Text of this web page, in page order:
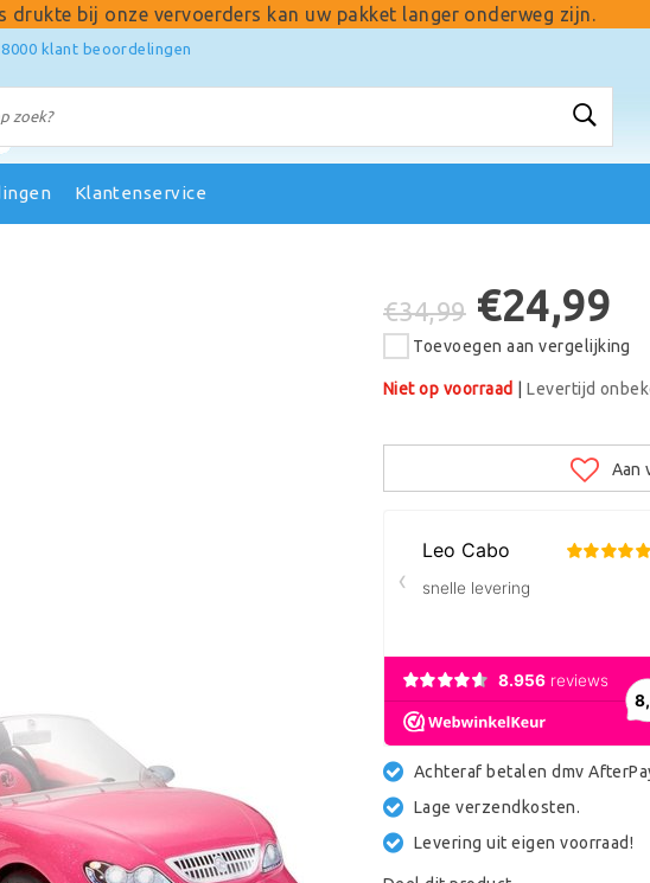
drukte bij onze vervoerders kan uw pakket langer onderweg zijn.
klant beoordelingen
Klantenservice
€34,99 €24,99
Toevoegen aan vergelijking
Niet op voorraad |Levertijd
Aan
Achteraf betalen dmv
Lage verzendkosten.
Levering uit eigen voorraad!